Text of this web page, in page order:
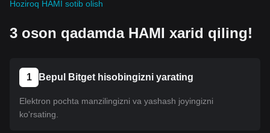
Hoziroq HAMI sotib olish
3 oson qadamda HAMI xarid qiling!
1 Bepul Bitget hisobingizni yarating
Elektron pochta manzilingizni va yashash joyingizni
ko'rsating.